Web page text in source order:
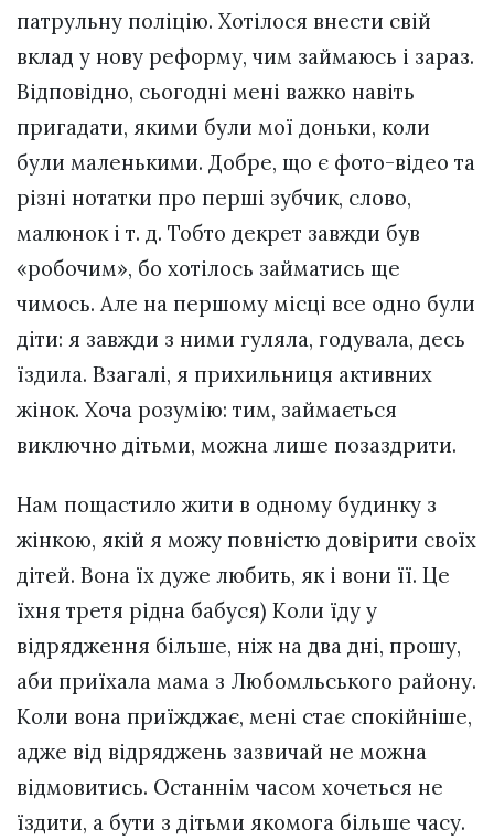
патрульну поліцію. Хотілося внести свій
вклад у нову реформу, чим займаюсь і зараз.
Відповідно, сьогодні мені важко навіть
пригадати, якими були мої доньки, коли
були маленькими. Добре, що є фото-відео та
різні нотатки про перші зубчик, слово,
малюнок і т. д. Тобто декрет завжди був
«робочим», бо хотілось займатись ще
чимось. Але на першому місці все одно були
діти: я завжди з ними гуляла, годувала, десь
їздила. Взагалі, я прихильниця активних
жінок. Хоча розумію: тим, займається
виключно дітьми, можна лише позаздрити.
Нам пощастило жити в одному будинку з
жінкою, якій я можу повністю довірити своїх
дітей. Вона їх дуже любить, як і вони її. Це
їхня третя рідна бабуся) Коли їду у
відрядження більше, ніж на два дні, прошу,
аби приїхала мама з Любомльського району.
Коли вона приїжджає, мені стає спокійніше,
адже від відряджень зазвичай не можна
відмовитись. Останнім часом хочеться не
їздити, а бути з дітьми якомога більше часу.